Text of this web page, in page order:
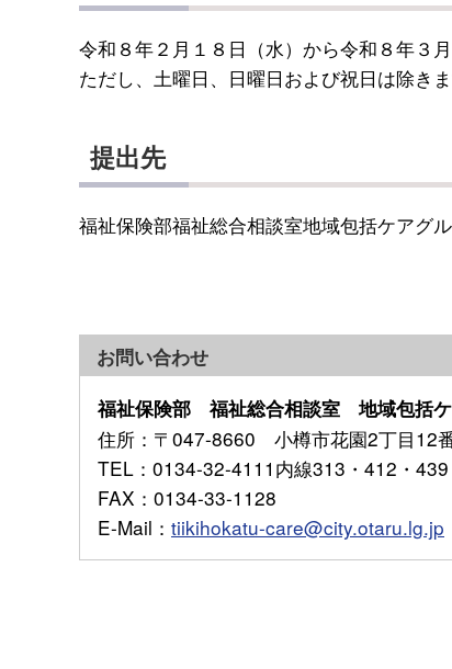
令和８年２月１８日（水）から令和８年３
ただし、土曜日、日曜日および祝日は除きま
提出先
福祉保険部福祉総合相談室地域包括ケアグ
お問い合わせ
福祉保険部 福祉総合相談室 地域包括
住所 ：〒047-8660 小樽市花園2丁目12
TEL ：0134-32-4111内線313・412・
FAX ：0134-33-1128
E-Mail ： tiikihokatu-care@city.otaru.lg.jp